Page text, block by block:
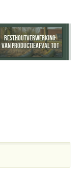
RESTHOUTVERWERKING:
VAN PRODUCTIEAFVAL TOT
WAARDEVOLLE
GRONDSTOF